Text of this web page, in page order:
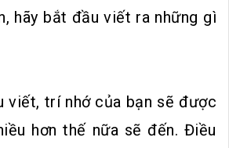
hãy bắt đầu viết ra những gì
viết, trí nhớ của bạn sẽ được
hơn thế nữa sẽ đến. Điều